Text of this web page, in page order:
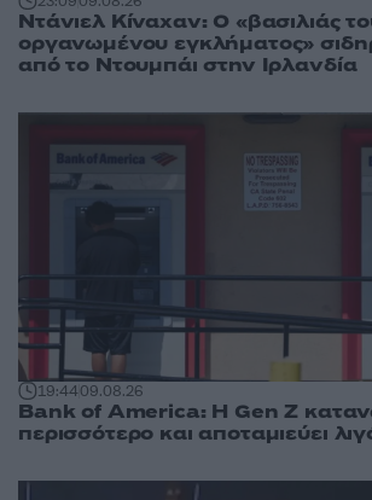
Ντάνιελ Κίναχαν: Ο «βασιλιάς
οργανωμένου εγκλήματος»
από το Ντουμπάι στην Ιρλανδία
19:4409.08.26
Bank of America: Η Gen Z
περισσότερο και αποταμιεύει